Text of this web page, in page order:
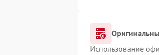
Использование